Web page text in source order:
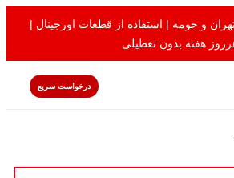
و حومه | استفاده از قطعات اورجينال |
هفته بدون تعطيلى
درخواست سریع